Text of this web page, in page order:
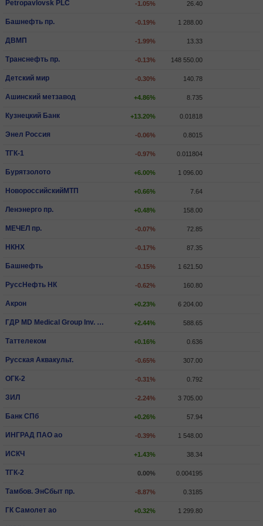
Petropavlovsk PLC -1.05% 26.40
Башнефть пр. -0.19% 1 288.00
ДВМП -1.99% 13.33
Транснефть пр. -0.13% 148 550.00
Детский мир -0.30% 140.78
Ашинский метзавод +4.86% 8.735
Кузнецкий Банк +13.20% 0.01818
Энел Россия -0.06% 0.8015
ТГК-1 -0.97% 0.011804
Бурятзолото +6.00% 1 096.00
НовороссийскийМТП +0.66% 7.64
Ленэнерго пр. +0.48% 158.00
МЕЧЕЛ пр. -0.07% 72.85
НКНХ -0.17% 87.35
Башнефть -0.15% 1 621.50
РуссНефть НК -0.62% 160.80
Акрон +0.23% 6 204.00
ГДР MD Medical Group Inv. PLC +2.44% 588.65
Таттелеком +0.16% 0.636
Русская Аквакульт. -0.65% 307.00
ОГК-2 -0.31% 0.792
ЗИЛ -2.24% 3 705.00
Банк СПб +0.26% 57.94
ИНГРАД ПАО ао -0.39% 1 548.00
ИCКЧ +1.43% 38.34
ТГК-2 0.00% 0.004195
Тамбов. ЭнСбыт пр. -8.87% 0.3185
ГК Самолет ао +0.32% 1 299.80